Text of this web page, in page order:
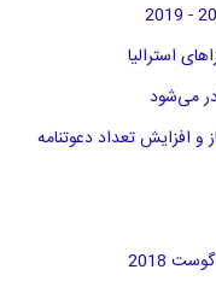
استرالیا
می‌شود